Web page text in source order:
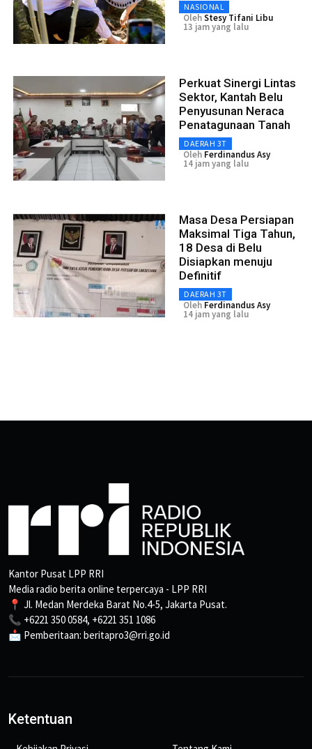
NASIONAL
OlehStesy Tifani Libu
13 jam yang lalu
Perkuat Sinergi Lintas
Sektor, Kantah Belu
Penyusunan Neraca
Penatagunaan Tanah
DAERAH 3T
Oleh Ferdinandus Asy
14 jam yang lalu
Masa Desa Persiapan
Maksimal Tiga Tahun,
18 Desa di Belu
Disiapkan menuju
Definitif
DAERAH 3T
Oleh Ferdinandus Asy
14 jam yang lalu
Kantor Pusat LPP RRI
Media radio berita online terpercaya - LPP RRI
📍 Jl. Medan Merdeka Barat No.4-5, Jakarta Pusat.
📞 +6221 350 0584, +6221 351 1086
📩 Pemberitaan: beritapro3@rri.go.id
Ketentuan